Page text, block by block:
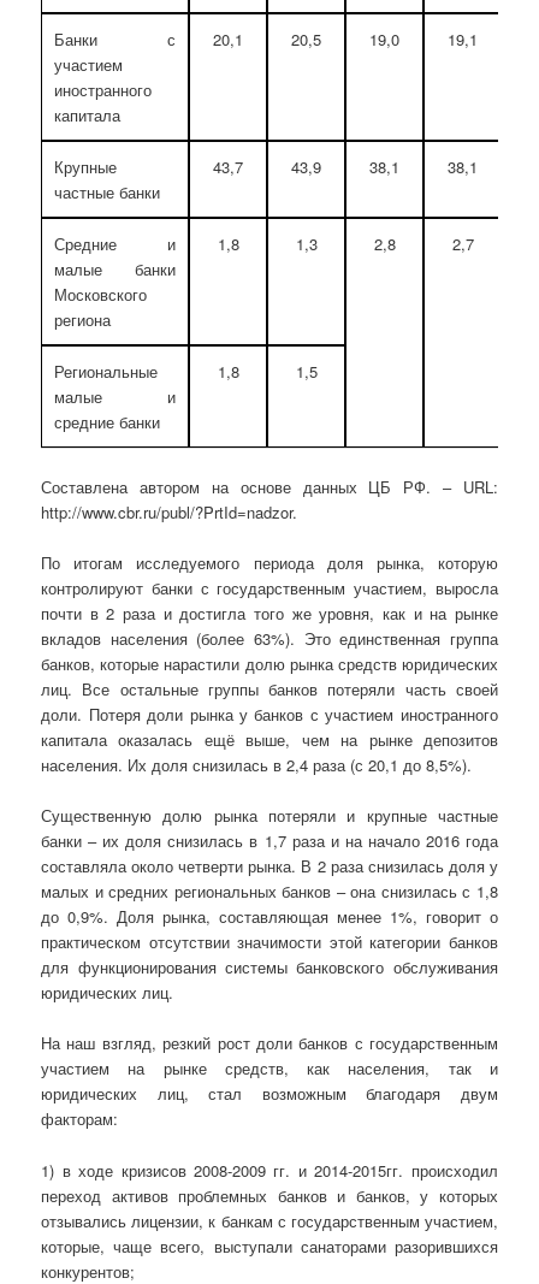
Банки с
участием
иностранного
капитала
20,1 20,5 19,0 19,1
Крупные
частные банки
43,7 43,9 38,1 38,1
Средние и
малые банки
Московского
региона
1,8 1,3 2,8 2,7
Региональные
малые и
средние банки
1,8 1,5
Составлена автором на основе данных ЦБ РФ. – URL:
http://www.cbr.ru/publ/?PrtId=nadzor.
По итогам исследуемого периода доля рынка, которую
контролируют банки с государственным участием, выросла
почти в 2 раза и достигла того же уровня, как и на рынке
вкладов населения (более 63%). Это единственная группа
банков, которые нарастили долю рынка средств юридических
лиц. Все остальные группы банков потеряли часть своей
доли. Потеря доли рынка у банков с участием иностранного
капитала оказалась ещё выше, чем на рынке депозитов
населения. Их доля снизилась в 2,4 раза (с 20,1 до 8,5%).
Существенную долю рынка потеряли и крупные частные
банки – их доля снизилась в 1,7 раза и на начало 2016 года
составляла около четверти рынка. В 2 раза снизилась доля у
малых и средних региональных банков – она снизилась с 1,8
до 0,9%. Доля рынка, составляющая менее 1%, говорит о
практическом отсутствии значимости этой категории банков
для функционирования системы банковского обслуживания
юридических лиц.
На наш взгляд, резкий рост доли банков с государственным
участием на рынке средств, как населения, так и
юридических лиц, стал возможным благодаря двум
факторам:
1) в ходе кризисов 2008-2009 гг. и 2014-2015гг. происходил
переход активов проблемных банков и банков, у которых
отзывались лицензии, к банкам с государственным участием,
которые, чаще всего, выступали санаторами разорившихся
конкурентов;